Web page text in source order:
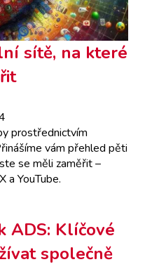
sítě, na které
prostřednictvím
vám přehled pěti
se měli zaměřit –
a YouTube.
ADS: Klíčové
společně